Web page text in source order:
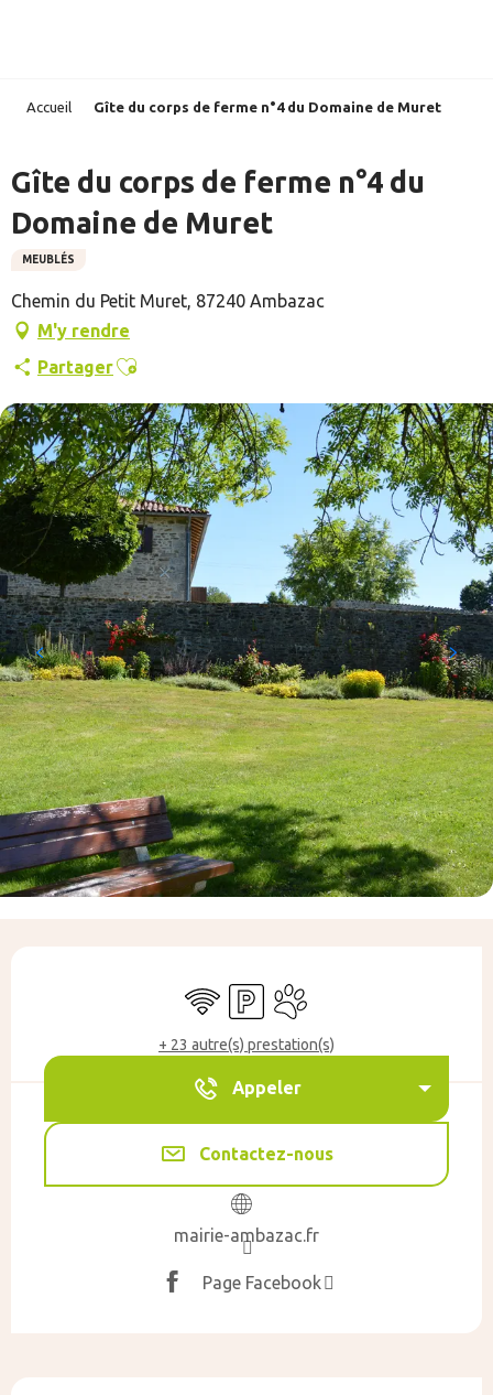
Accueil Gîte du corps de ferme n°4 du Domaine de Muret
Gîte du corps de ferme n°4 du
Domaine de Muret
MEUBLÉS
Chemin du Petit Muret, 87240 Ambazac
M'y rendre
PartagerAjouter aux favoris
WiFi ParkingAnimaux acceptés
+ 23 autre(s) prestation(s)
Appeler
Contactez-nous
mairie-ambazac.fr
Page Facebook